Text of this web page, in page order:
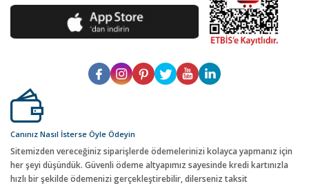
Canınız Nasıl İsterse Öyle Ödeyin
Sitemizden vereceğiniz siparişlerde ödemelerinizi kolayca yapmanız için
her şeyi düşündük. Güvenli ödeme altyapımız sayesinde kredi kartınızla
hızlı bir şekilde ödemenizi gerçekleştirebilir, dilerseniz taksit